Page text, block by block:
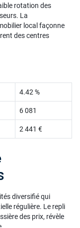
rotation des
La
local façonne
des centres
4.42 %
6 081
2 441 €
diversifié qui
régulière. Le repli
des prix, révèle